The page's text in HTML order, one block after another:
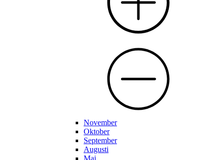
November
Oktober
September
Augusti
Maj